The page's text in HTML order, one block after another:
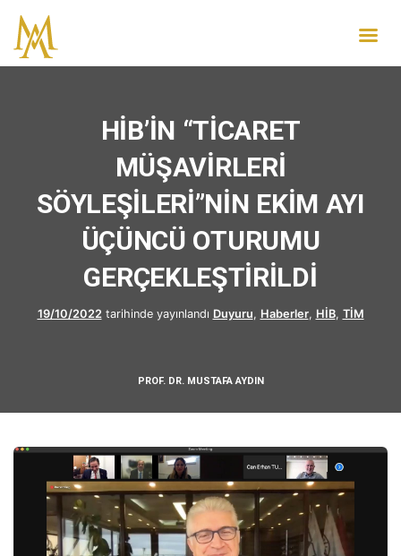
HİB’İN “TİCARET
MÜŞAVİRLERİ
SÖYLEŞİLERİ”NİN EKİM AYI
ÜÇÜNCÜ OTURUMU
GERÇEKLEŞTİRİLDİ
19/10/2022 tarihinde yayınlandı Duyuru, Haberler, HİB, TİM
PROF. DR. MUSTAFA AYDIN